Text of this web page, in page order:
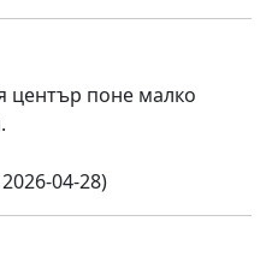
център поне малко
04-28)